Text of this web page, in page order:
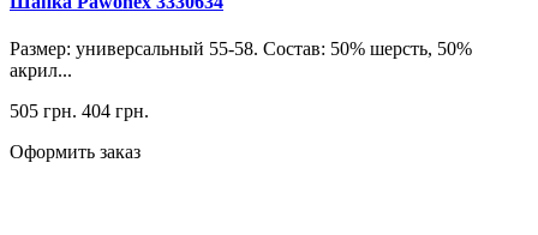
Размер: универсальный 55-58. Состав: 50% шерсть, 50%
акрил...
505 грн. 404 грн.
Оформить заказ